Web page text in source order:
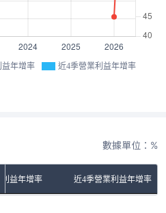
益年增率 近4季營業利益年增率
數據單位：%
利益年增率 近4季營業利益年增率